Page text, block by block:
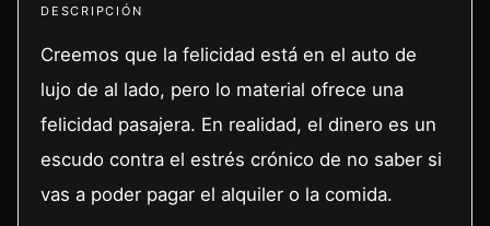
DESCRIPCIÓN
Creemos que la felicidad está en el auto de
lujo de al lado, pero lo material ofrece una
felicidad pasajera. En realidad, el dinero es un
escudo contra el estrés crónico de no saber si
vas a poder pagar el alquiler o la comida.